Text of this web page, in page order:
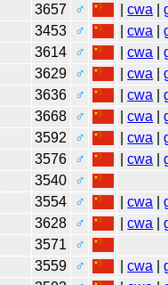
3657 ♂ |cwa |
3453 ♂ |cwa |
3614 ♂ |cwa |
3629 ♂ |cwa |
3636 ♂ |cwa |
3668 ♂ |cwa |
3592 ♂ |cwa |
3576 ♂ |cwa |
3540
♂
3554 ♂ |cwa |
3628 ♂ |cwa |
3571
♂
3559 ♂ |cwa |